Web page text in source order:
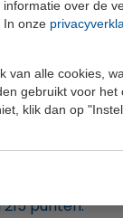
over de
In onze
van alle cookies,
gebruikt voor het
klik dan op
punten.(2
punten.